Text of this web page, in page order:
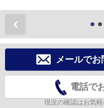
メールでお
電話で
現況の確認はお気軽